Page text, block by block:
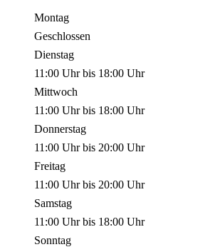
Montag
Geschlossen
Dienstag
11:00 Uhrbis 18:00 Uhr
Mittwoch
11:00 Uhrbis 18:00 Uhr
Donnerstag
11:00 Uhrbis 20:00 Uhr
Freitag
11:00 Uhrbis 20:00 Uhr
Samstag
11:00 Uhrbis 18:00 Uhr
Sonntag